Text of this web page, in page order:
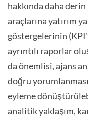
hakkında daha
araçlarına yatırım
göstergelerinin
ayrıntılı raporlar
da önemlisi, ajans
doğru
eyleme
analitik yaklaşım,